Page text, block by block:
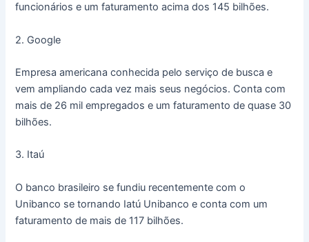
funcionários e um faturamento acima dos 145 bilhões.
2. Google
Empresa americana conhecida pelo serviço de busca e
vem ampliando cada vez mais seus negócios. Conta com
mais de 26 mil empregados e um faturamento de quase 30
bilhões.
3. Itaú
O banco brasileiro se fundiu recentemente com o
Unibanco se tornando Iatú Unibanco e conta com um
faturamento de mais de 117 bilhões.